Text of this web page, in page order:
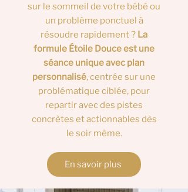
sur le sommeil de votre bébé ou
un problème ponctuel à
résoudre rapidement ? La
formule Étoile Douce est une
séance unique avec plan
personnalisé, centrée sur une
problématique ciblée, pour
repartir avec des pistes
concrètes et actionnables dès
le soir même.
En savoir plus